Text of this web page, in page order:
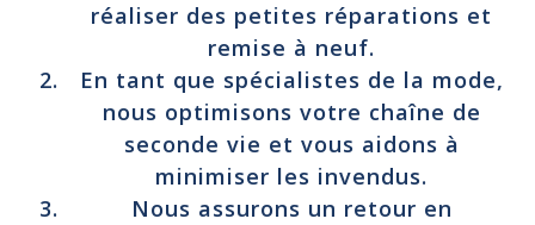
réaliser des petites réparations et
remise à neuf.
En tant que spécialistes de la mode,
nous optimisons votre chaîne de
seconde vie et vous aidons à
minimiser les invendus.
Nous assurons un retour en